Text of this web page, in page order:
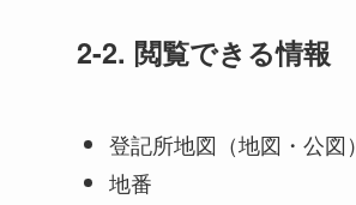
2-2. 閲覧できる情報
登記所地図（地図・公図）
地番